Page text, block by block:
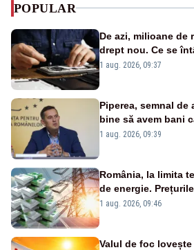
POPULAR
De azi, milioane de
drept nou. Ce se
un produs
1 aug. 2026, 09:37
Piperea, semnal de
bine să avem bani
alertei energetice?
1 aug. 2026, 09:39
România, la limita
de energie.
Analiză Realitatea
1 aug. 2026, 09:46
Valul de foc